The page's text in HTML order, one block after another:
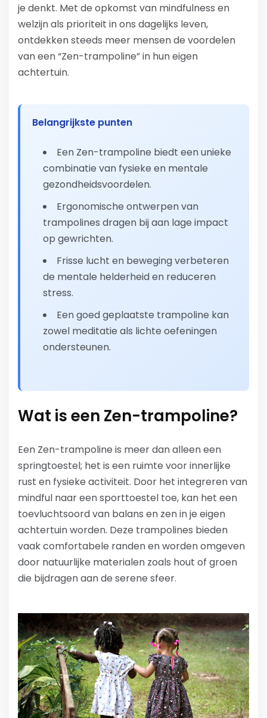
je denkt. Met de opkomst van mindfulness en
welzijn als prioriteit in ons dagelijks leven,
ontdekken steeds meer mensen de voordelen
van een “Zen-trampoline” in hun eigen
achtertuin.
Belangrijkste punten
Een Zen-trampoline biedt een unieke
combinatie van fysieke en mentale
gezondheidsvoordelen.
Ergonomische ontwerpen van
trampolines dragen bij aan lage impact
op gewrichten.
Frisse lucht en beweging verbeteren
de mentale helderheid en reduceren
stress.
Een goed geplaatste trampoline kan
zowel meditatie als lichte oefeningen
ondersteunen.
Wat is een Zen-trampoline?
Een Zen-trampoline is meer dan alleen een
springtoestel; het is een ruimte voor innerlijke
rust en fysieke activiteit. Door het integreren van
mindful naar een sporttoestel toe, kan het een
toevluchtsoord van balans en zen in je eigen
achtertuin worden. Deze trampolines bieden
vaak comfortabele randen en worden omgeven
door natuurlijke materialen zoals hout of groen
die bijdragen aan de serene sfeer.